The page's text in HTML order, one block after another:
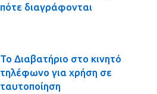
πότε διαγράφονται
Το Διαβατήριο στο κινητό
τηλέφωνο για χρήση σε
ταυτοποίηση